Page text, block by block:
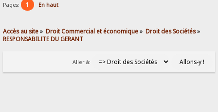
Pages: 1 En haut
Accès au site» Droit Commercial et économique» Droit des Sociétés»
RESPONSABILITE DU GERANT
Aller à: